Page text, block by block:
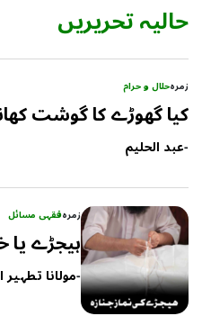
حالیہ تحریریں
زمرہحلال و حرام
کیا گھوڑے کا گوشت
-عبد الحلیم
زمرہفقہی مسائل
ہیجڑے یا
-مولانا